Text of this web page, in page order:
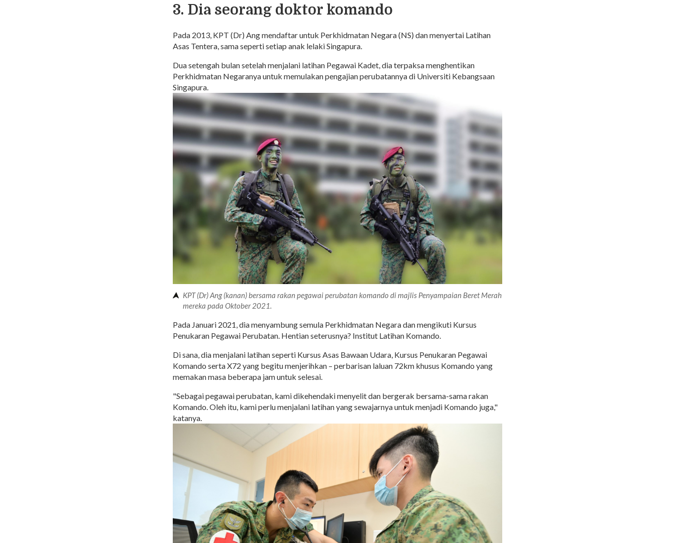
3. Dia seorang doktor komando
Pada 2013, KPT (Dr) Ang mendaftar untuk Perkhidmatan Negara (NS) dan menyertai Latihan
Asas Tentera, sama seperti setiap anak lelaki Singapura.
Dua setengah bulan setelah menjalani latihan Pegawai Kadet, dia terpaksa menghentikan
Perkhidmatan Negaranya untuk memulakan pengajian perubatannya di Universiti Kebangsaan
Singapura.
KPT (Dr) Ang (kanan) bersama rakan pegawai perubatan komando di majlis Penyampaian Beret Merah
mereka pada Oktober 2021.
Pada Januari 2021, dia menyambung semula Perkhidmatan Negara dan mengikuti Kursus
Penukaran Pegawai Perubatan. Hentian seterusnya? Institut Latihan Komando.
Di sana, dia menjalani latihan seperti Kursus Asas Bawaan Udara, Kursus Penukaran Pegawai
Komando serta X72 yang begitu menjerihkan – perbarisan laluan 72km khusus Komando yang
memakan masa beberapa jam untuk selesai.
"Sebagai pegawai perubatan, kami dikehendaki menyelit dan bergerak bersama-sama rakan
Komando. Oleh itu, kami perlu menjalani latihan yang sewajarnya untuk menjadi Komando juga,"
katanya.